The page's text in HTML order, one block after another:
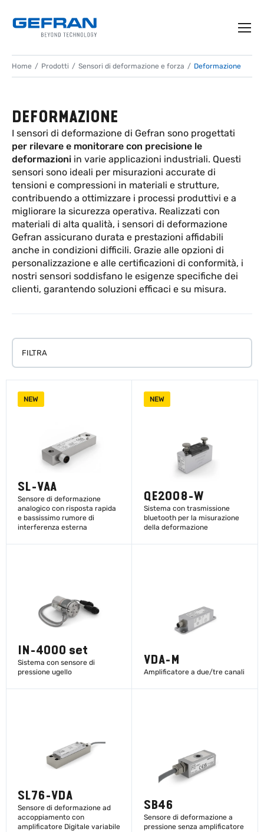
Home Prodotti Sensori di deformazione e forza Deformazione
DEFORMAZIONE
I sensori di deformazione di Gefran sono progettati
per rilevare e monitorare con precisione le
deformazioni in varie applicazioni industriali. Questi
sensori sono ideali per misurazioni accurate di
tensioni e compressioni in materiali e strutture,
contribuendo a ottimizzare i processi produttivi e a
migliorare la sicurezza operativa. Realizzati con
materiali di alta qualità, i sensori di deformazione
Gefran assicurano durata e prestazioni affidabili
anche in condizioni difficili. Grazie alle opzioni di
personalizzazione e alle certificazioni di conformità, i
nostri sensori soddisfano le esigenze specifiche dei
clienti, garantendo soluzioni efficaci e su misura.
FILTRA
NEW
SL-VAA
Sensore di deformazione
analogico con risposta rapida
e bassissimo rumore di
interferenza esterna
NEW
QE2008-W
Sistema con trasmissione
bluetooth per la misurazione
della deformazione
IN-4000 set
Sistema con sensore di
pressione ugello
VDA-M
Amplificatore a due/tre canali
SL76-VDA
Sensore di deformazione ad
accoppiamento con
amplificatore Digitale variabile
SB46
Sensore di deformazione a
pressione senza amplificatore